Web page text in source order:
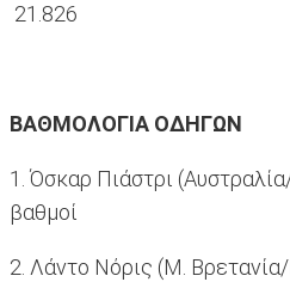
21.826
ΒΑΘΜΟΛΟΓΙΑ ΟΔΗΓΩΝ
1. Όσκαρ Πιάστρι
βαθμοί
2. Λάντο Νόρις (Μ.